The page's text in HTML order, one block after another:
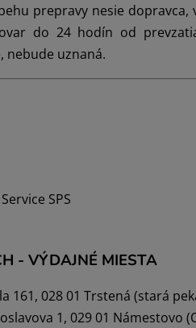
prepravy nesie
do 24 hodín od
nebude uznaná.
SPS
- VÝDAJNÉ MIESTA
161, 028 01 Trstená (stará
1, 029 01 Námestovo